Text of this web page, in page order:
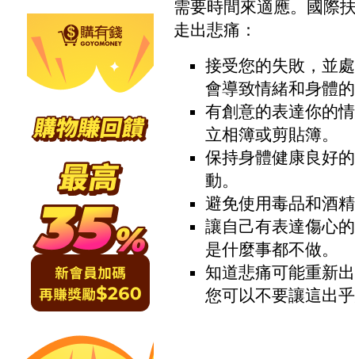
需要時間來適應。國際
走出悲痛：
接受您的失敗，並
會導致情緒和身體
有創意的表達你的
立相簿或剪貼簿。
保持身體健康良好
動。
避免使用毒品和酒
讓自己有表達傷心
是什麼事都不做。
知道悲痛可能重新
您可以不要讓這出